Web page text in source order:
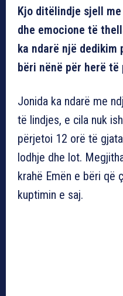
Kjo ditëlindje sjell
dhe emocione të
ka ndarë një dedikim
bëri nënë për herë të
Jonida ka ndarë me
të lindjes, e cila nuk
përjetoi 12 orë të
lodhje dhe lot.
krahë Emën e bëri që
kuptimin e saj.